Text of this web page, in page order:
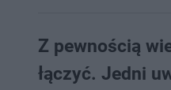
Z pewnością
łączyć. Jedni